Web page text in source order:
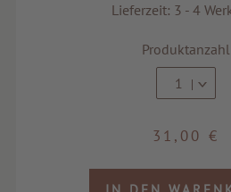
Lieferzeit: 3 - 4
Produktanzahl
1
31,00 €